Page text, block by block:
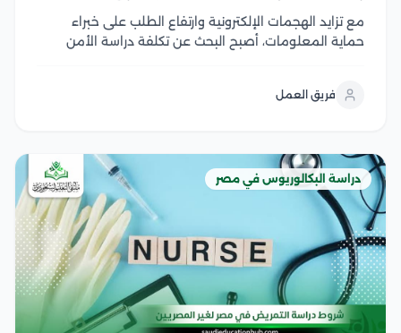
مع تزايد الهجمات الإلكترونية وارتفاع الطلب على خبراء
حماية المعلومات، أصبح البحث عن تكلفة دراسة الأمن
يجعل اتخاذ القرار أكثر صعوبة لحسن...
فريق العمل
دراسة البكالوريوس في مصر